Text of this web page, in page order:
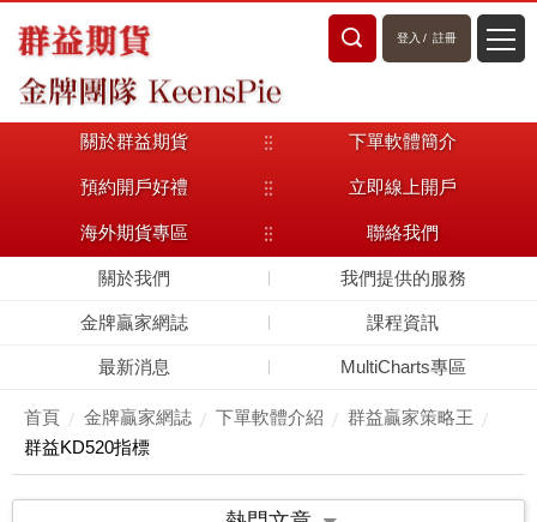
登入 / 註冊
關於群益期貨 下單軟體簡介
預約開戶好禮 立即線上開戶
海外期貨專區 聯絡我們
關於我們 我們提供的服務
金牌贏家網誌 課程資訊
最新消息 MultiCharts專區
首頁 金牌贏家網誌 下單軟體介紹
群益贏家策略王
群益KD520指標